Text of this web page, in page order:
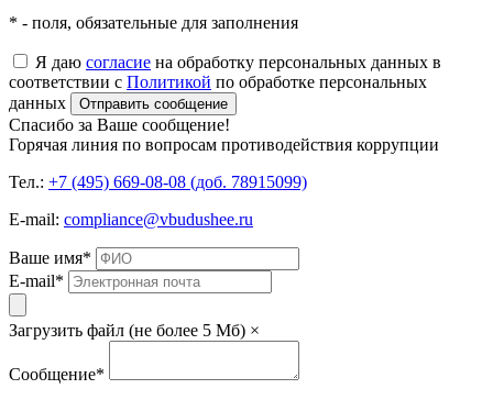
* - поля, обязательные для заполнения
Я даю согласие на обработку персональных данных в
соответствии с Политикой по обработке персональных
данных
Отправить сообщение
Спасибо за Ваше сообщение!
Горячая линия по вопросам противодействия коррупции
Тел.: +7 (495) 669-08-08 (доб. 78915099)
E-mail: compliance@vbudushee.ru
Ваше имя*
E-mail*
Загрузить файл (не более 5 Мб) ×
Сообщение*